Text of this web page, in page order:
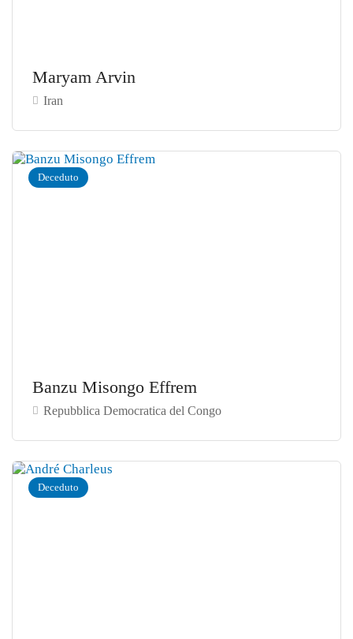
Maryam Arvin
Iran
Deceduto
Banzu Misongo Effrem
Repubblica Democratica del Congo
Deceduto